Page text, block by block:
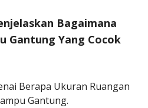
Bagaimana
Gantung Yang Cocok
Berapa Ukuran Ruangan
Gantung.